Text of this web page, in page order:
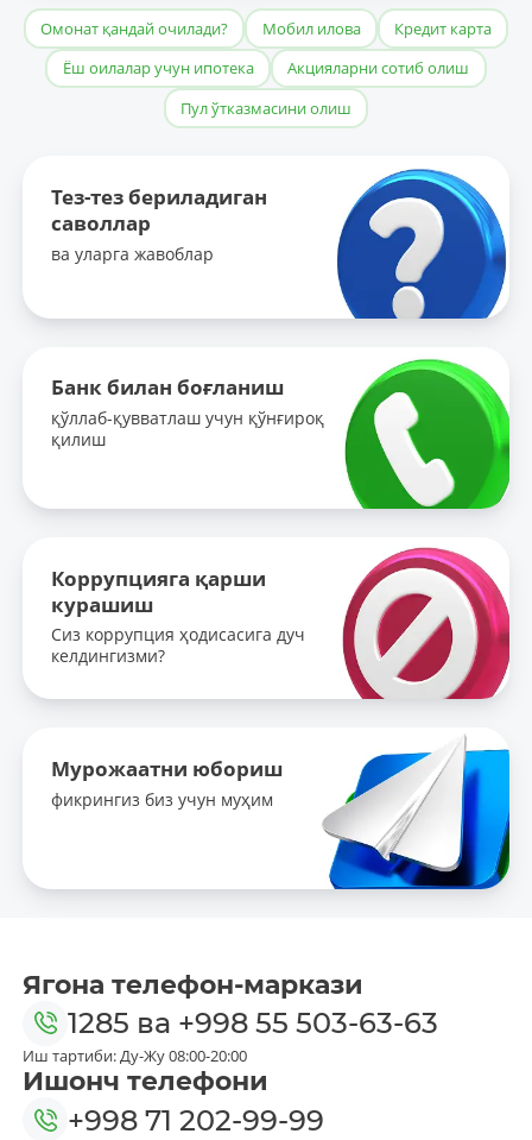
Омонат қандай очилади? Мобил илова
Кредит карта
Ёш оилалар учун ипотека
Акцияларни сотиб олиш
Пул ўтказмасини олиш
Тез-тез бериладиган
саволлар
ва уларга жавоблар
Банк билан боғланиш
қўллаб-қувватлаш учун қўнғироқ
қилиш
Коррупцияга қарши
курашиш
Сиз коррупция ҳодисасига дуч
келдингизми?
Мурожаатни юбориш
фикрингиз биз учун муҳим
Ягона телефон-маркази
1285 ва +998 55 503-63-63
Иш тартиби: Ду-Жу 08:00-20:00
Ишонч телефони
+998 71 202-99-99